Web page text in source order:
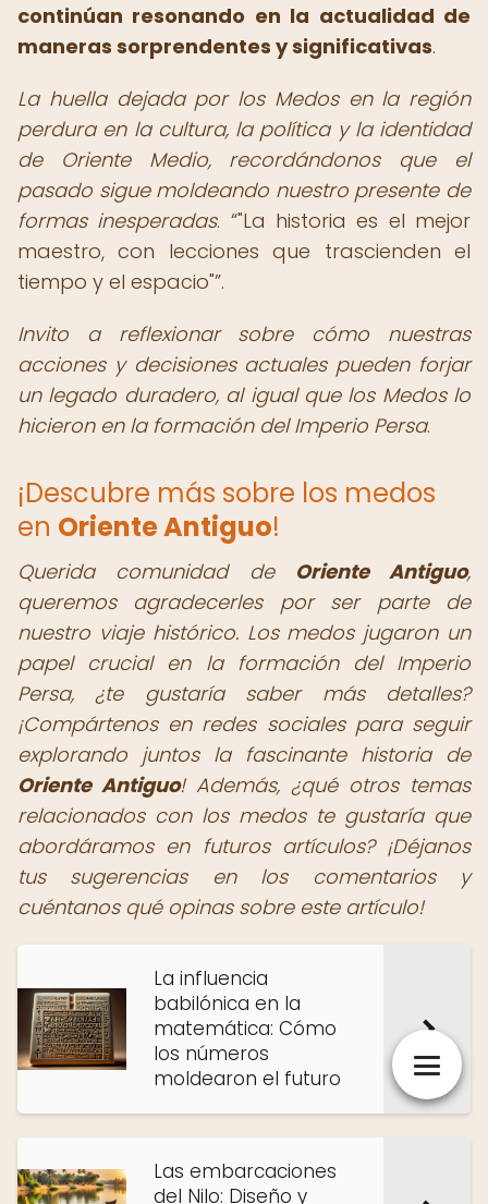
continúan resonando en la actualidad de
maneras sorprendentes y significativas.
La huella dejada por los Medos en la región
perdura en la cultura, la política y la identidad
de Oriente Medio, recordándonos que el
pasado sigue moldeando nuestro presente de
formas inesperadas.
"La historia es el mejor
maestro, con lecciones que trascienden el
tiempo y el espacio" .
Invito a reflexionar sobre cómo nuestras
acciones y decisiones actuales pueden forjar
un legado duradero, al igual que los Medos lo
hicieron en la formación del Imperio Persa.
¡Descubre más sobre los medos
en Oriente Antiguo!
Querida comunidad de Oriente Antiguo,
queremos agradecerles por ser parte de
nuestro viaje histórico. Los medos jugaron un
papel crucial en la formación del Imperio
Persa, ¿te gustaría saber más detalles?
¡Compártenos en redes sociales para seguir
explorando juntos la fascinante historia de
Oriente Antiguo! Además, ¿qué otros temas
relacionados con los medos te gustaría que
abordáramos en futuros artículos? ¡Déjanos
tus sugerencias en los comentarios y
cuéntanos qué opinas sobre este artículo!
La influencia
babilónica en la
matemática: Cómo
los números
moldearon el futuro
Las embarcaciones
del Nilo: Diseño y